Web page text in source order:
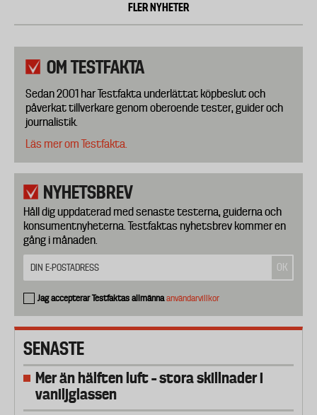
FLER NYHETER
OM TESTFAKTA
Sedan 2001 har Testfakta underlättat köpbeslut och
påverkat tillverkare genom oberoende tester, guider och
journalistik.
Läs mer om Testfakta.
NYHETSBREV
Håll dig uppdaterad med senaste testerna, guiderna och
konsumentnyheterna. Testfaktas nyhetsbrev kommer en
gång i månaden.
Jag accepterar Testfaktas allmännaanvändarvillkor
SENASTE
Mer än hälften luft – stora skillnader i
vaniljglassen